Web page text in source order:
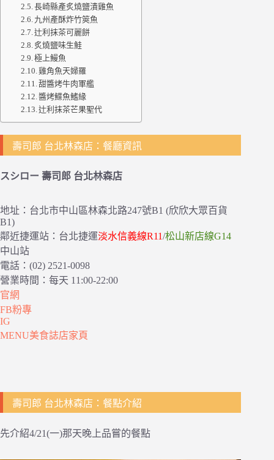
長崎縣產炙燒鹽漬雞魚
九州產酥炸竹筴魚
辻利抹茶可麗餅
炙燒鹽味生鮭
極上鰻魚
雞角魚天婦羅
甜醬烤牛肉軍艦
醬烤鰈魚鰭緣
辻利抹茶芒果聖代
壽司郎 台北林森店：餐廳資訊
スシロー 壽司郎 台北林森店
地址：台北市中山區林森北路247號B1 (欣欣大眾百貨
B1)
鄰近捷運站：台北捷運淡水信義線R11/松山新店線G14
中山站
電話：(02) 2521-0098
營業時間：每天 11:00-22:00
官網
FB粉專
IG
MENU美食誌店家頁
壽司郎 台北林森店：餐點介紹
先介紹4/21(一)那天晚上品嘗的餐點